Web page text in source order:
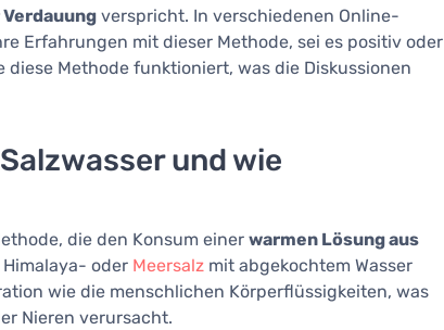
verspricht. In verschiedenen Online-
Erfahrungen mit dieser Methode, sei es positiv oder
Methode funktioniert, was die Diskussionen
und wie
die den Konsum einer warmen Lösung aus
oder Meersalz mit abgekochtem Wasser
wie die menschlichen Körperflüssigkeiten, was
Nieren verursacht.